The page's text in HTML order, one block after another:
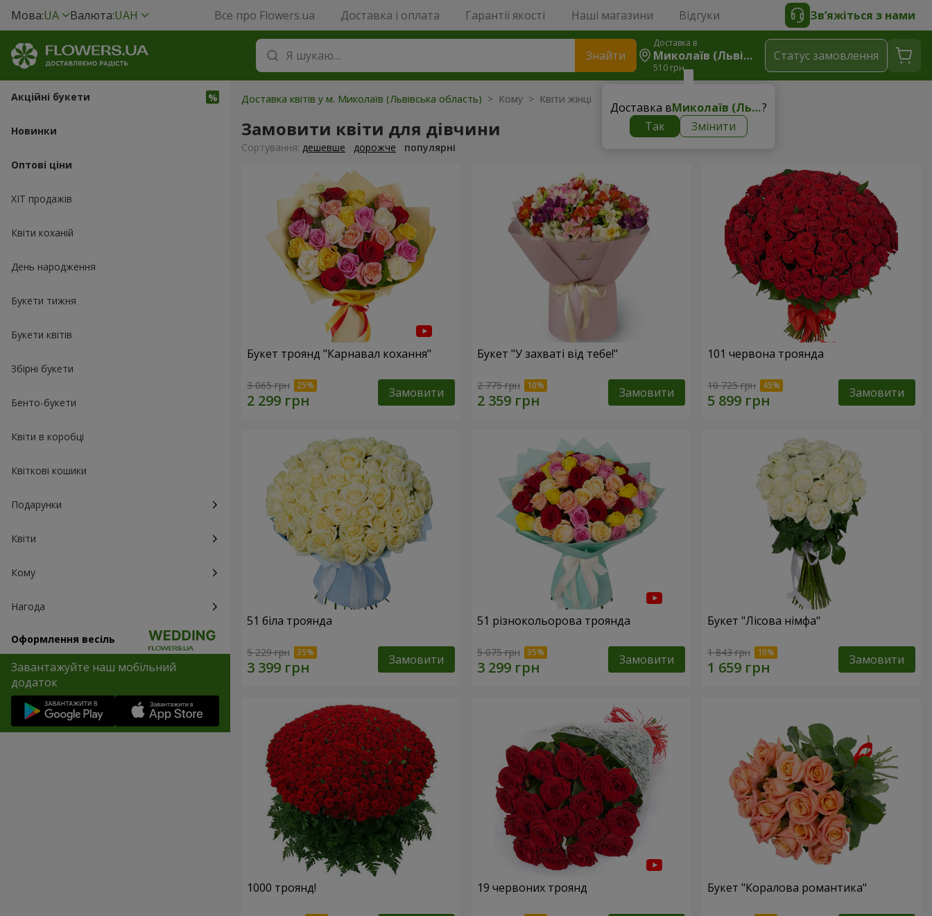
Мова:UA Валюта:UAH Все про Flowers.ua Доставка і оплата Гарантії якості Наші магазини Відгуки Зв’яжіться з нами
Знайти
Доставка в
Миколаїв (Львівська Область)
510 грн
Доставка в Миколаїв (Львівська область)?
Так
Змінити
Статус замовлення
Акційні букети
Новинки
Оптові ціни
ХІТ продажів
Квіти коханій
День народження
Букети тижня
Букети квітів
Збірні букети
Бенто-букети
Квіти в коробці
Квіткові кошики
Подарунки
Квіти
Кому
Нагода
Оформлення весіль
Завантажуйте наш мобільний
додаток
Доставка квітів у м. Миколаїв (Львівська область) > Кому > Квіти жінці
Замовити квіти для дівчини
Сортування: дешевше дорожче популярні
Букет троянд "Карнавал кохання"
3 065 грн Замовити
Букет "У захваті від тебе!"
2 775 грн Замовити
101 червона троянда
10 725 грн Замовити
51 біла троянда
5 229 грн Замовити
51 різнокольорова троянда
5 075 грн Замовити
Букет "Лісова німфа"
1 843 грн Замовити
1000 троянд! 19 червоних троянд Букет "Коралова романтика"